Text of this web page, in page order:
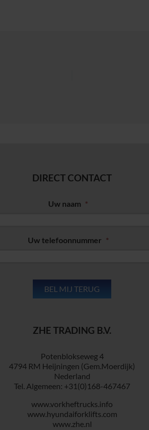
DIRECT CONTACT
Uw naam *
Uw telefoonnummer *
ZHE TRADING B.V.
Potenblokseweg 4
4794 RM Heijningen (Gem.Moerdijk)
Nederland
Tel. Algemeen: +31(0)168-467467
www.vorkheftrucks.info
www.hyundaiforklifts.com
www.zhe.nl